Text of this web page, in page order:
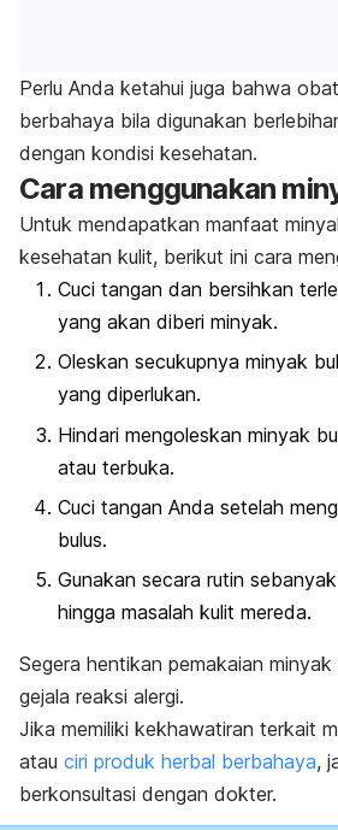
Perlu Anda ketahui juga bahwa
berbahaya bila digunakan
dengan kondisi kesehatan.
Cara menggunakan
Untuk mendapatkan manfaat
kesehatan kulit, berikut ini cara
Cuci tangan dan bersihkan
yang akan diberi minyak.
Oleskan secukupnya minyak
yang diperlukan.
Hindari mengoleskan minyak
atau terbuka.
Cuci tangan Anda setelah
bulus.
Gunakan secara rutin
hingga masalah kulit mereda.
Segera hentikan pemakaian minyak
gejala reaksi alergi.
Jika memiliki kekhawatiran terkait
atau ciri produk herbal berbahaya,
berkonsultasi dengan dokter.